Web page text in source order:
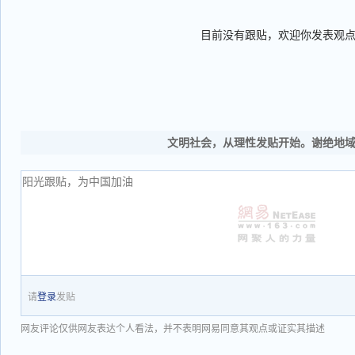
目前没有跟贴，欢迎你发表观点
文明社会，从理性发贴开始。谢绝地
请登录发贴
网友评论仅供网友表达个人看法，并不表明网易同意其观点或证实其描述